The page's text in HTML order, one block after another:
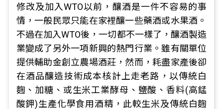
修改及加入WTO以前，釀酒是一件不容易的事
情，一般民眾只能在家裡釀一些藥酒或水果酒。
不過在加入WTO後，一切都不一樣了，釀酒製造
業變成了另外一項新興的熱門行業。雖有關單位
提供輔助金創立農場酒莊，然而，耗盡家產後卻
在酒品釀造技術成本核計上走老路，以傳統白
麴、加糖、或生米工業酵母、鹽酸、香料(高錳
酸鉀)生產化學食用酒精，此較生米及傳統白麴